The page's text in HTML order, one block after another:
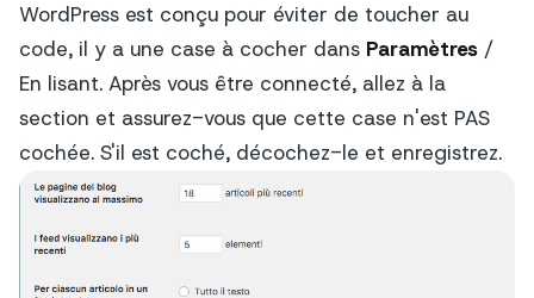
WordPress est conçu pour éviter de toucher au
code, il y a une case à cocher dans Paramètres /
En lisant. Après vous être connecté, allez à la
section et assurez-vous que cette case n'est PAS
cochée. S'il est coché, décochez-le et enregistrez.